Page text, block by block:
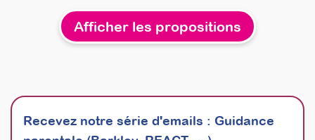
(PEHP) près de chez vous.
Trouver un professionnel
Afficher les propositions
Recevez notre série d'emails : Guidance